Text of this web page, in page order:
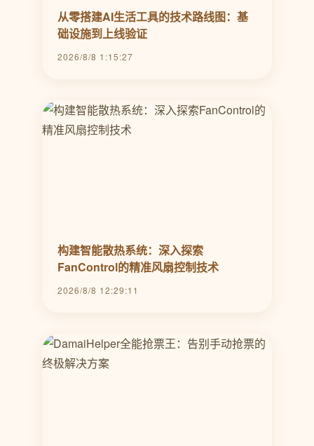
从零搭建AI生活工具的技术路线图：基
础设施到上线验证
2026/8/8 1:15:27
构建智能散热系统：深入探索
FanControl的精准风扇控制技术
2026/8/8 12:29:11